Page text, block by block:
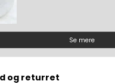
Se mere
og returret